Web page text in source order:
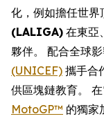
化，例如擔任世界
(LALIGA) 在東亞
夥伴。 配合全球
(UNICEF) 攜手合
供區塊鏈教育。
MotoGP™ 的獨家